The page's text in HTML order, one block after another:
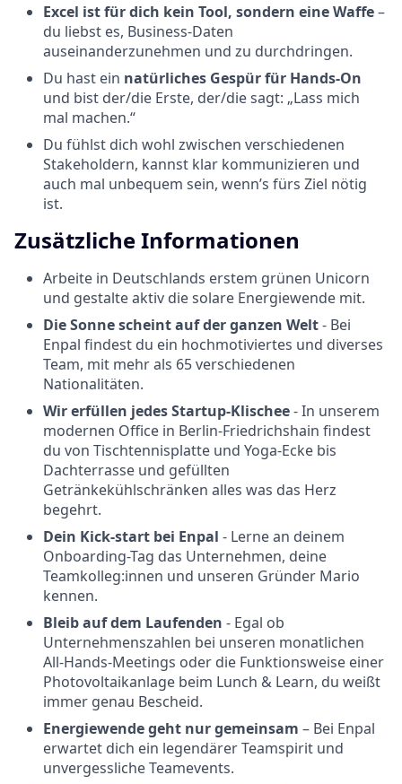
Excel ist für dich kein Tool, sondern eine Waffe–
du liebst es, Business-Daten
auseinanderzunehmen und zu durchdringen.
Du hast ein natürliches Gespür für Hands-On
und bist der/die Erste, der/die sagt: „Lass mich
mal machen.“
Du fühlst dich wohl zwischen verschiedenen
Stakeholdern, kannst klar kommunizieren und
auch mal unbequem sein, wenn’s fürs Ziel nötig
ist.
Zusätzliche Informationen
Arbeite in Deutschlands erstem grünen Unicorn
und gestalte aktiv die solare Energiewende mit.
Die Sonne scheint auf der ganzen Welt- Bei
Enpal findest du ein hochmotiviertes und diverses
Team, mit mehr als 65 verschiedenen
Nationalitäten.
Wir erfüllen jedes Startup-Klischee- In unserem
modernen Office in Berlin-Friedrichshain findest
du von Tischtennisplatte und Yoga-Ecke bis
Dachterrasse und gefüllten
Getränkekühlschränken alles was das Herz
begehrt.
Dein Kick-start bei Enpal - Lerne an deinem
Onboarding-Tag das Unternehmen, deine
Teamkolleg:innen und unseren Gründer Mario
kennen.
Bleib auf dem Laufenden - Egal ob
Unternehmenszahlen bei unseren monatlichen
All-Hands-Meetings oder die Funktionsweise einer
Photovoltaikanlage beim Lunch & Learn, du weißt
immer genau Bescheid.
Energiewende geht nur gemeinsam – Bei Enpal
erwartet dich ein legendärer Teamspirit und
unvergessliche Teamevents.